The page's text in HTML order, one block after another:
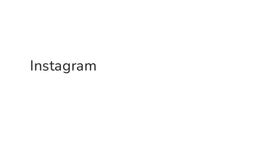
Instagram